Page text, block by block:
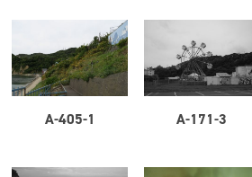
A-405-1 A-171-3